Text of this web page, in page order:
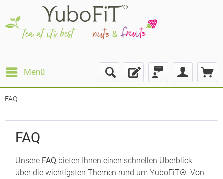
Menü
FAQ
FAQ
Unsere FAQ bieten Ihnen einen schnellen Überblick
über die wichtigsten Themen rund um YuboFiT®. Von